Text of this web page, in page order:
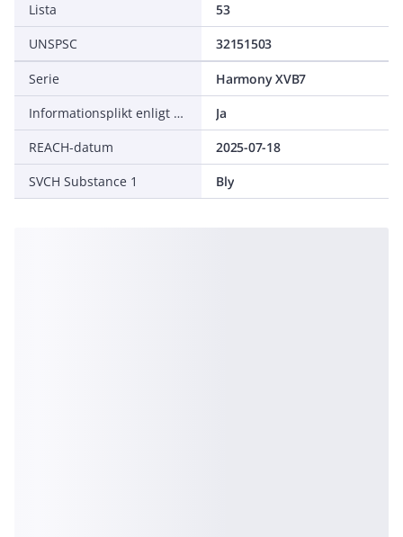
Lista
53
UNSPSC
32151503
Serie
Harmony XVB7
Informationsplikt enligt REACH
Ja
REACH-datum
2025-07-18
SVCH Substance 1
Bly